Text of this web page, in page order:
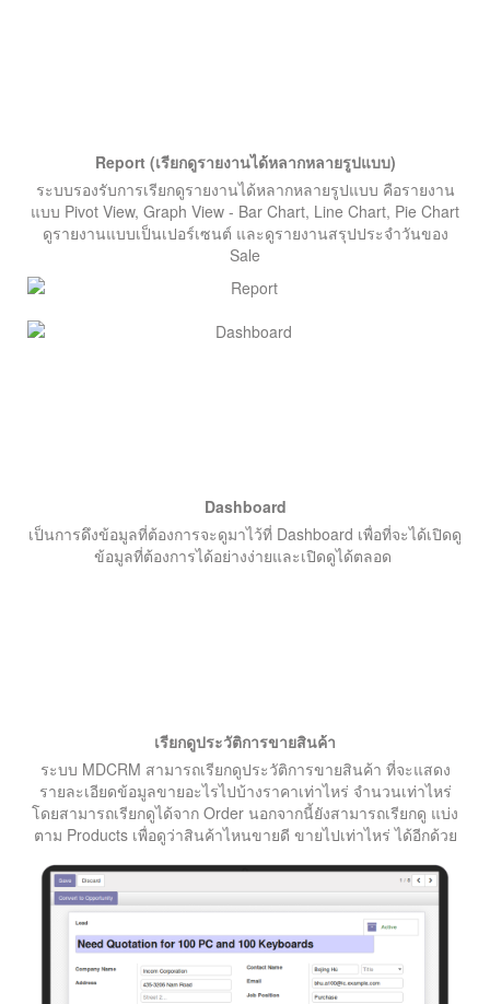
Report (เรียกดูรายงานได้หลากหลายรูปแบบ)
ระบบรองรับการเรียกดูรายงานได้หลากหลายรูปแบบ คือรายงาน
แบบ Pivot View, Graph View - Bar Chart, Line Chart, Pie Chart
ดูรายงานแบบเป็นเปอร์เซนต์ และดูรายงานสรุปประจำวันของ
Sale
Dashboard
เป็นการดึงข้อมูลที่ต้องการจะดูมาไว้ที่ Dashboard เพื่อที่จะได้เปิดดู
ข้อมูลที่ต้องการได้อย่างง่ายและเปิดดูได้ตลอด
เรียกดูประวัติการขายสินค้า
ระบบ MDCRM สามารถเรียกดูประวัติการขายสินค้า ที่จะแสดง
รายละเอียดข้อมูลขายอะไรไปบ้างราคาเท่าไหร่ จำนวนเท่าไหร่
โดยสามารถเรียกดูได้จาก Order นอกจากนี้ยังสามารถเรียกดู แบ่ง
ตาม Products เพื่อดูว่าสินค้าไหนขายดี ขายไปเท่าไหร่ ได้อีกด้วย